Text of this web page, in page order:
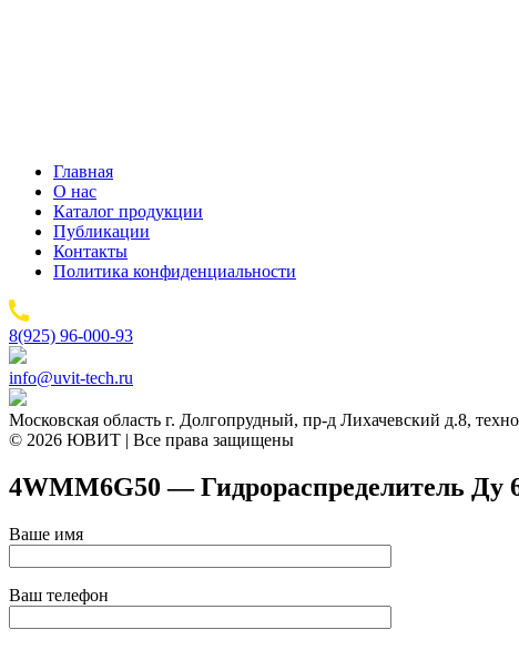
Главная
О нас
Каталог продукции
Публикации
Контакты
Политика конфиденциальности
8(925) 96-000-93
info@uvit-tech.ru
Московская область г. Долгопрудный, пр-д Лихачевский д.8,
© 2026 ЮВИТ | Все права защищены
4WMM6G50 — Гидрораспределитель
Ваше имя
Ваш телефон